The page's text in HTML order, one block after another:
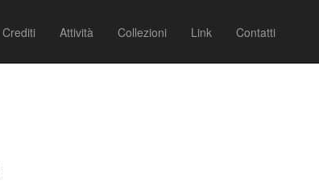
Crediti Attività Collezioni Link Contatti